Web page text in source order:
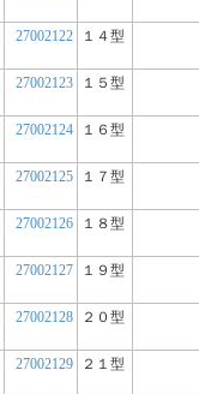
27002122 １４型
27002123 １５型
27002124 １６型
27002125 １７型
27002126 １８型
27002127 １９型
27002128 ２０型
27002129 ２１型